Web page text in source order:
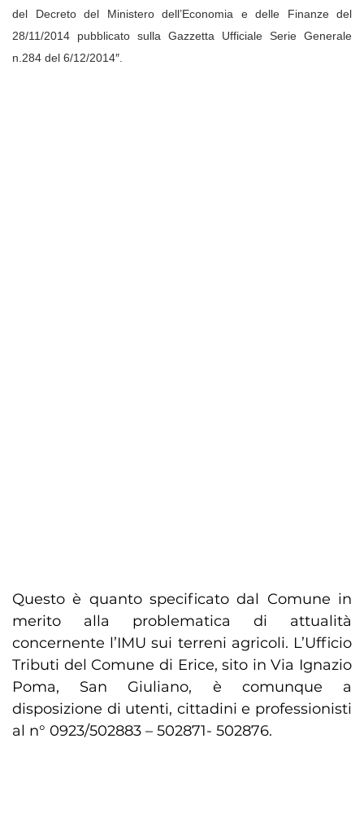
del Decreto del Ministero dell’Economia e delle Finanze del
28/11/2014 pubblicato sulla Gazzetta Ufficiale Serie Generale
n.284 del 6/12/2014″.
Questo è quanto specificato dal Comune in
merito alla problematica di attualità
concernente l’IMU sui terreni agricoli. L’Ufficio
Tributi del Comune di Erice, sito in Via Ignazio
Poma, San Giuliano, è comunque a
disposizione di utenti, cittadini e professionisti
al n° 0923/502883 – 502871- 502876.